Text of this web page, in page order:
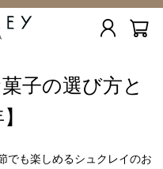
子の選び方と
でも楽しめるシュクレイのお